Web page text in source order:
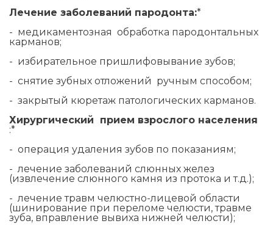
Лечение заболеваний пародонта:*
- медикаментозная обработка пародонтальных
карманов;
- избирательное пришлифовывание зубов;
- снятие зубных отложений ручным способом;
- закрытый кюретаж патологических карманов.
Хирургический прием взрослого населения
:*
- операция удаления зубов по показаниям;
- лечение заболеваний слюнных желез
(извлечение слюнного камня из протока и т.д.);
- лечение травм челюстно-лицевой области
(шинирование при переломе челюсти, травме
зуба, вправление вывиха нижней челюсти);